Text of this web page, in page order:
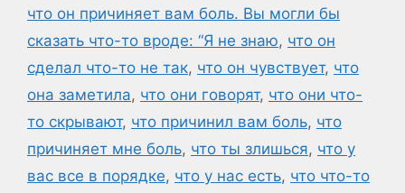
что он причиняет вам боль. Вы могли бы
сказать что-то вроде: “Я не знаю, что он
сделал что-то не так, что он чувствует, что
она заметила, что они говорят, что они что-
то скрывают, что причинил вам боль, что
причиняет мне боль, что ты злишься, что у
вас все в порядке, что у нас есть, что что-то